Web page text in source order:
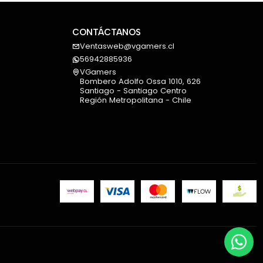
prolongado.
118 kg.
de hasta 186 cm.
CONTÁCTANOS
Ventasweb@vgamers.cl
56942885936
VGamers
Bombero Adolfo Ossa 1010, 626
Santiago - Santiago Centro
Región Metropolitana - Chile